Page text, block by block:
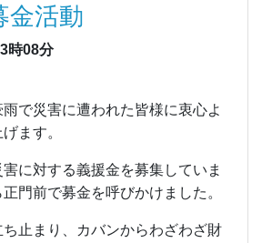
金活動
時08分
で災害に遭われた皆様に衷心よ
ます。
に対する義援金を募集していま
門前で募金を呼びかけました。
止まり、カバンからわざわざ財